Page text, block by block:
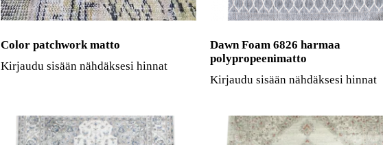
Color patchwork matto
Kirjaudu sisään nähdäksesi hinnat
Dawn Foam 6826 harmaa
polypropeenimatto
Kirjaudu sisään nähdäksesi hinnat